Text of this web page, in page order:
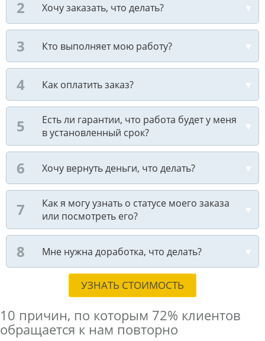
Хочу заказать, что делать?
Кто выполняет мою работу?
Как оплатить заказ?
Есть ли гарантии, что работа будет у меня
в установленный срок?
Хочу вернуть деньги, что делать?
Как я могу узнать о статусе моего заказа
или посмотреть его?
Мне нужна доработка, что делать?
УЗНАТЬ СТОИМОСТЬ
10 причин, по которым 72% клиентов
обращается к нам повторно